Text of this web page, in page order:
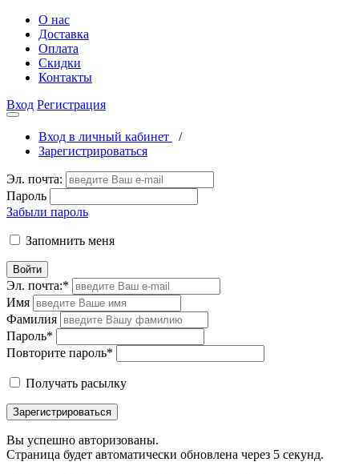
О нас
Доставка
Оплата
Скидки
Контакты
Вход Регистрация
Вход в личный кабинет
/
Зарегистрироваться
Эл. почта:
Пароль
Забыли пароль
Запомнить меня
Войти
Эл. почта:*
Имя
Фамилия
Пароль*
Повторите пароль*
Получать расылку
Зарегистрироваться
Вы успешно авторизованы.
Страница будет автоматически обновлена через 5 секунд.